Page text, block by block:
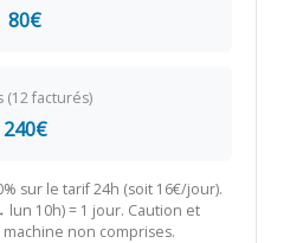
80€
(12 facturés)
240€
sur le tarif 24h (soit 16€/jour).
lun 10h) = 1 jour. Caution et
non comprises.